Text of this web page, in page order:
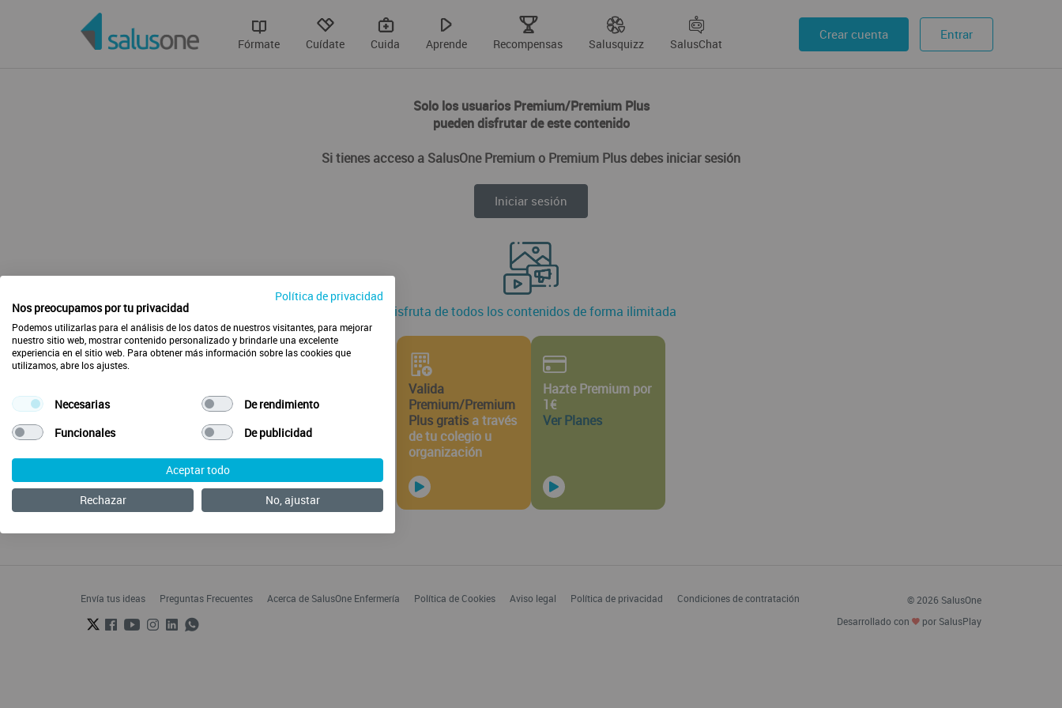
Fórmate Cuídate Cuida Aprende Recompensas Salusquizz SalusChat
Crear cuenta Entrar
Solo los usuarios Premium/Premium Plus
pueden disfrutar de este contenido
Si tienes acceso a SalusOne Premium o Premium Plus debes iniciar sesión
Iniciar sesión
Disfruta de todos los contenidos de forma ilimitada
Valida
Premium/Premium
Plus gratis a través
de tu colegio u
organización
Hazte Premium por
1€
Ver Planes
Envía tus ideas Preguntas Frecuentes Acerca de SalusOne Enfermería Política de Cookies Aviso legal Política de privacidad Condiciones de contratación
© 2026 SalusOne
Desarrollado con
por SalusPlay
Política de privacidad
Nos preocupamos por tu privacidad
Podemos utilizarlas para el análisis de los datos de nuestros visitantes, para mejorar
nuestro sitio web, mostrar contenido personalizado y brindarle una excelente
experiencia en el sitio web. Para obtener más información sobre las cookies que
utilizamos, abre los ajustes.
Necesarias
De rendimiento
Funcionales
De publicidad
Aceptar todo
Rechazar
No, ajustar